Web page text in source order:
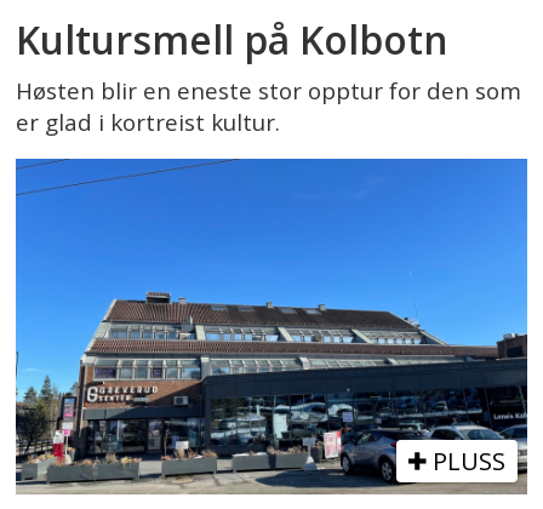
Kultursmell på Kolbotn
Høsten blir en eneste stor opptur for den som
er glad i kortreist kultur.
PLUSS